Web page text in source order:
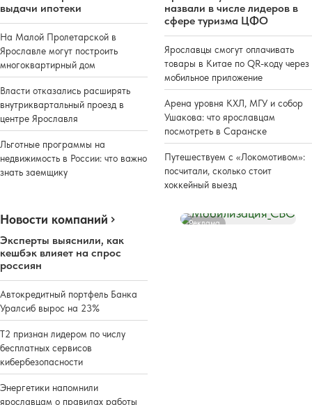
выдачи ипотеки
На Малой Пролетарской в
Ярославле могут построить
многоквартирный дом
Власти отказались расширять
внутриквартальный проезд в
центре Ярославля
Льготные программы на
недвижимость в России: что важно
знать заемщику
назвали в числе лидеров в
сфере туризма ЦФО
Ярославцы смогут оплачивать
товары в Китае по QR-коду через
мобильное приложение
Арена уровня КХЛ, МГУ и собор
Ушакова: что ярославцам
посмотреть в Саранске
Путешествуем с «Локомотивом»:
посчитали, сколько стоит
хоккейный выезд
Новости компаний
Эксперты выяснили, как
кешбэк влияет на спрос
россиян
Автокредитный портфель Банка
Уралсиб вырос на 23%
Т2 признан лидером по числу
бесплатных сервисов
кибербезопасности
Энергетики напомнили
ярославцам о правилах работы
Реклама